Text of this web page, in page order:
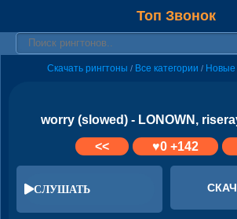
Топ Звонок
Скачать рингтоны / Все категории / Новые
worry (slowed) - LONOWN,
<<
♥0+142
СЛУШАТЬ